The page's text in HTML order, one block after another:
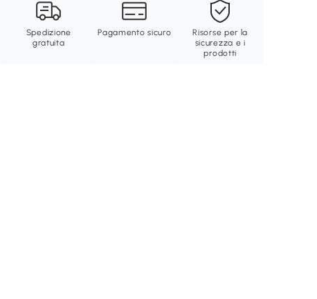
Spedizione
gratuita
Pagamento sicuro
Risorse per la
sicurezza e i
prodotti